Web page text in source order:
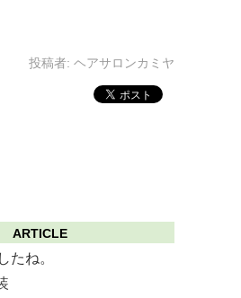
投稿者: ヘアサロンカミヤ
ARTICLE
たね。